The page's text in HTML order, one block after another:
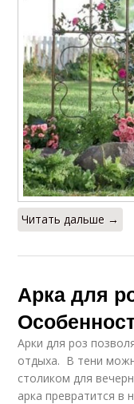
Читать дальше →
Арка для
Арки для роз
отдыха. В тени
столиком для
арка превратится в